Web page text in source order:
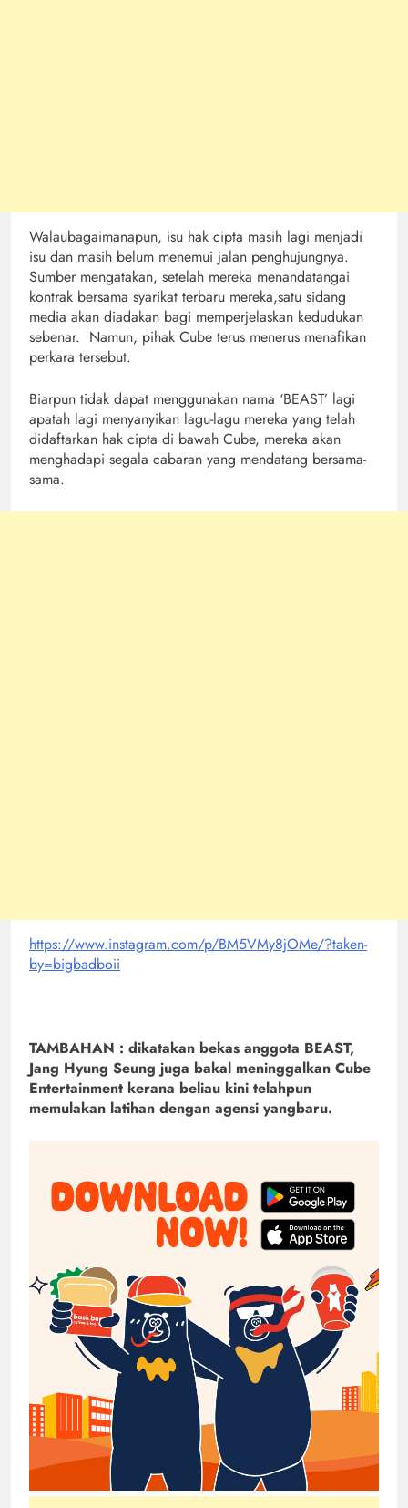
Walaubagaimanapun, isu hak cipta masih lagi menjadi
isu dan masih belum menemui jalan penghujungnya.
Sumber mengatakan, setelah mereka menandatangai
kontrak bersama syarikat terbaru mereka,satu sidang
media akan diadakan bagi memperjelaskan kedudukan
sebenar. Namun, pihak Cube terus menerus menafikan
perkara tersebut.
Biarpun tidak dapat menggunakan nama ‘BEAST’ lagi
apatah lagi menyanyikan lagu-lagu mereka yang telah
didaftarkan hak cipta di bawah Cube, mereka akan
menghadapi segala cabaran yang mendatang bersama-
sama.
https://www.instagram.com/p/BM5VMy8jOMe/?taken-
by=bigbadboii
TAMBAHAN : dikatakan bekas anggota BEAST,
Jang Hyung Seung juga bakal meninggalkan Cube
Entertainment kerana beliau kini telahpun
memulakan latihan dengan agensi yangbaru.